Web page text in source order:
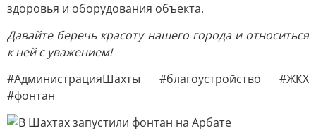
здоровья и оборудования объекта.
Давайте беречь красоту нашего города и относиться
к ней с уважением!
#АдминистрацияШахты #благоустройство #ЖКХ
#фонтан